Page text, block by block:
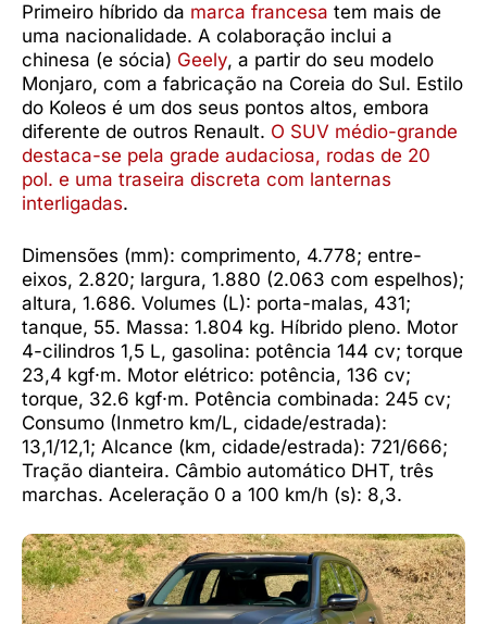
Primeiro híbrido da marca francesa tem mais de
uma nacionalidade. A colaboração inclui a
chinesa (e sócia) Geely, a partir do seu modelo
Monjaro, com a fabricação na Coreia do Sul. Estilo
do Koleos é um dos seus pontos altos, embora
diferente de outros Renault. O SUV médio-grande
destaca-se pela grade audaciosa, rodas de 20
pol. e uma traseira discreta com lanternas
interligadas.
Dimensões (mm): comprimento, 4.778; entre-
eixos, 2.820; largura, 1.880 (2.063 com espelhos);
altura, 1.686. Volumes (L): porta-malas, 431;
tanque, 55. Massa: 1.804 kg. Híbrido pleno. Motor
4-cilindros 1,5 L, gasolina: potência 144 cv; torque
23,4 kgf·m. Motor elétrico: potência, 136 cv;
torque, 32.6 kgf·m. Potência combinada: 245 cv;
Consumo (Inmetro km/L, cidade/estrada):
13,1/12,1; Alcance (km, cidade/estrada): 721/666;
Tração dianteira. Câmbio automático DHT, três
marchas. Aceleração 0 a 100 km/h (s): 8,3.